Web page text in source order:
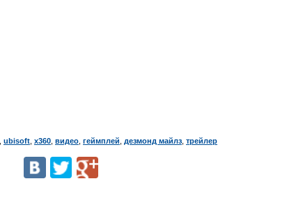
ubisoft x360 видео геймплей дезмонд майлз трейлер